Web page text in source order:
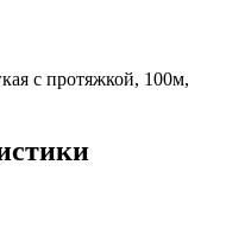
с протяжкой, 100м,